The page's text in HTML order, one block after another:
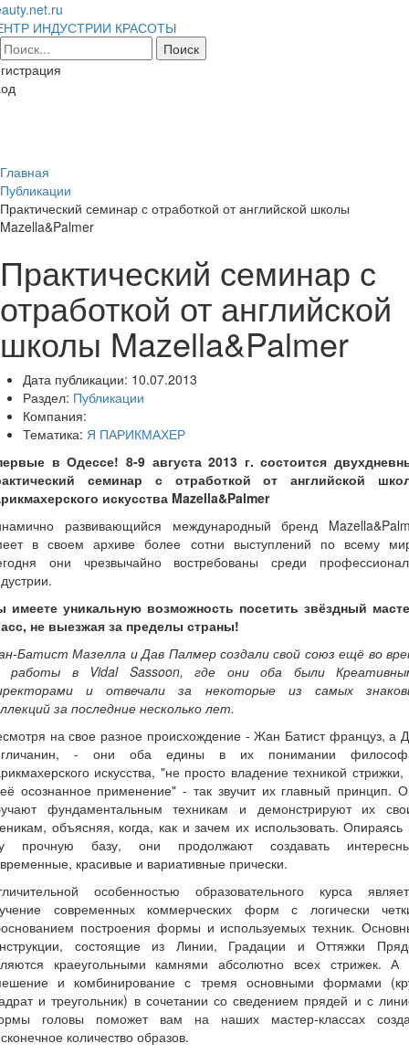
ИНДУСТРИИ КРАСОТЫ
Главная
Публикации
Практический семинар с отработкой от английской школы
Mazella&Palmer
Практический семинар с
отработкой от английской
школы Mazella&Palmer
Дата публикации: 10.07.2013
Раздел: Публикации
Компания:
Тематика: Я ПАРИКМАХЕР
в Одессе! 8-9 августа 2013 г. состоится
семинар с отработкой от английской
искусства Mazella&Palmer
развивающийся международный бренд
в своем архиве более сотни выступлений по всему
они чрезвычайно востребованы среди
имеете уникальную возможность посетить звёздный
не выезжая за пределы страны!
Батист Мазелла и Дав Палмер создали свой союз ещё во
работы в Vidal Sassoon, где они оба были
и отвечали за некоторые из самых
за последние несколько лет.
на свое разное происхождение - Жан Батист француз, а
- они оба едины в их понимании
искусства, "не просто владение техникой стрижки,
осознанное применение" - так звучит их главный принцип.
фундаментальным техникам и демонстрируют их
объясняя, когда, как и зачем их использовать. Опираясь
прочную базу, они продолжают создавать
красивые и вариативные прически.
особенностью образовательного курса
современных коммерческих форм с логически
построения формы и используемых техник.
состоящие из Линии, Градации и Оттяжки
краеугольными камнями абсолютно всех стрижек. А
и комбинирование с тремя основными формами
и треугольник) в сочетании со сведением прядей и с
головы поможет вам на наших мастер-классах
количество образов.